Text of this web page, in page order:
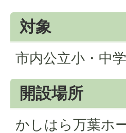
対象
市内公立小・中
開設場所
かしはら万葉ホ